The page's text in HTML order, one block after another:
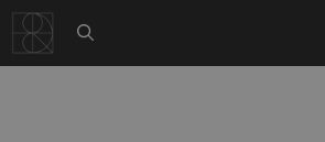
naar
de